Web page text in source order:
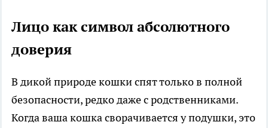
Лицо как символ абсолютного
доверия
В дикой природе кошки спят только в полной
безопасности, редко даже с родственниками.
Когда ваша кошка сворачивается у подушки, это